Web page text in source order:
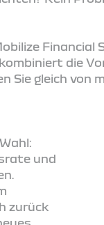
Financial
die
Sie gleich von
und
zurück